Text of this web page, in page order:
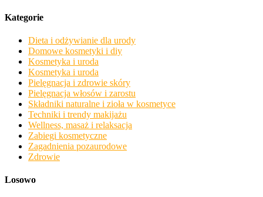
Kategorie
Dieta i odżywianie dla urody
Domowe kosmetyki i diy
Kosmetyka i uroda
Kosmetyka i uroda
Pielęgnacja i zdrowie skóry
Pielęgnacja włosów i zarostu
Składniki naturalne i zioła w kosmetyce
Techniki i trendy makijażu
Wellness, masaż i relaksacja
Zabiegi kosmetyczne
Zagadnienia pozaurodowe
Zdrowie
Losowo